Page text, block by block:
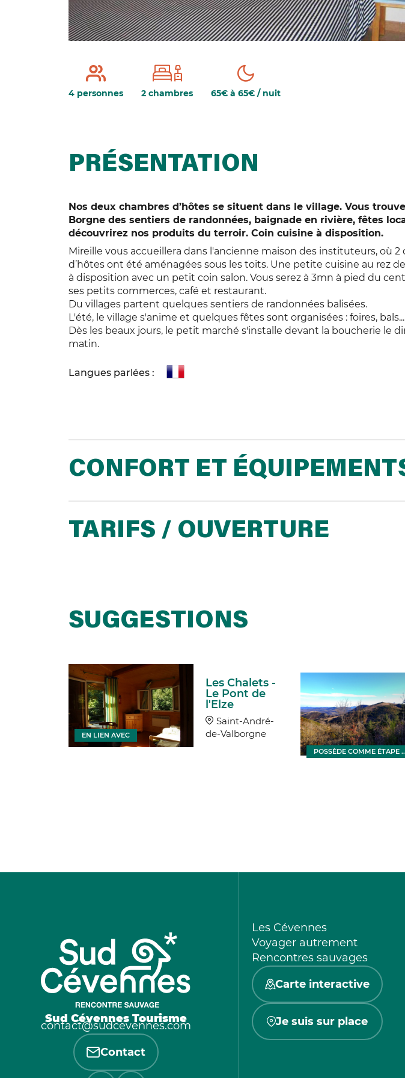
4 personnes 2 chambres 65€ à 65€ / nuit
PRÉSENTATION
Nos deux chambres d’hôtes se situent dans le village. Vous
Borgne des sentiers de randonnées, baignade en rivière, fêtes
découvrirez nos produits du terroir. Coin cuisine à disposition.
Mireille vous accueillera dans l'ancienne maison des instituteurs, où 2
d’hôtes ont été aménagées sous les toits. Une petite cuisine au rez
à disposition avec un petit coin salon. Vous serez à 3mn à pied du
ses petits commerces, café et restaurant.
Du villages partent quelques sentiers de randonnées balisées.
L'été, le village s'anime et quelques fêtes sont organisées : foires, bals...
Dès les beaux jours, le petit marché s'installe devant la boucherie le
matin.
Langues parlées :
CONFORT ET
TARIFS / OUVERTURE
SUGGESTIONS
Les Chalets -
Le Pont de
l'Elze
Saint-André-
de-Valborgne
EN LIEN AVEC
POSSÈDE COMME ÉTAPE
Sud Cévennes Tourisme
contact@sudcevennes.com
Contact
Les Cévennes
Voyager autrement
Rencontres sauvages
Carte interactive
Je suis sur place